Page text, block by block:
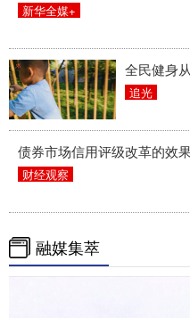
新华全媒+
全民健身
追光
债券市场信用评级改革的效
财经观察
融媒集萃